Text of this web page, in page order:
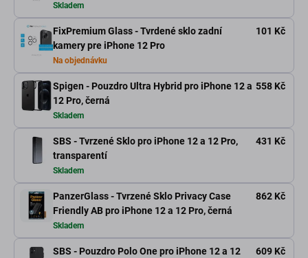
Skladem
FixPremium Glass - Tvrdené sklo zadní
kamery pre iPhone 12 Pro
101 Kč
Na objednávku
Spigen - Pouzdro Ultra Hybrid pro iPhone 12 a
12 Pro, černá
558 Kč
Skladem
SBS - Tvrzené Sklo pro iPhone 12 a 12 Pro,
transparentí
431 Kč
Skladem
PanzerGlass - Tvrzené Sklo Privacy Case
Friendly AB pro iPhone 12 a 12 Pro, černá
862 Kč
Skladem
SBS - Pouzdro Polo One pro iPhone 12 a 12
609 Kč